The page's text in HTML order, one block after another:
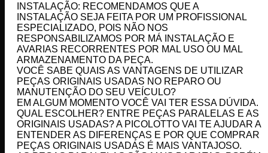
INSTALAÇÃO: RECOMENDAMOS QUE A
INSTALAÇÃO SEJA FEITA POR UM PROFISSIONAL
ESPECIALIZADO, POIS NÃO NOS
RESPONSABILIZAMOS POR MÁ INSTALAÇÃO E
AVARIAS RECORRENTES POR MAL USO OU MAL
ARMAZENAMENTO DA PEÇA.
VOCÊ SABE QUAIS AS VANTAGENS DE UTILIZAR
PEÇAS ORIGINAIS USADAS NO REPARO OU
MANUTENÇÃO DO SEU VEÍCULO?
EM ALGUM MOMENTO VOCÊ VAI TER ESSA DÚVIDA.
QUAL ESCOLHER? ENTRE PEÇAS PARALELAS E AS
ORIGINAIS USADAS? A PICOLOTTO VAI TE AJUDAR A
ENTENDER AS DIFERENÇAS E POR QUE COMPRAR
PEÇAS ORIGINAIS USADAS É MAIS VANTAJOSO.